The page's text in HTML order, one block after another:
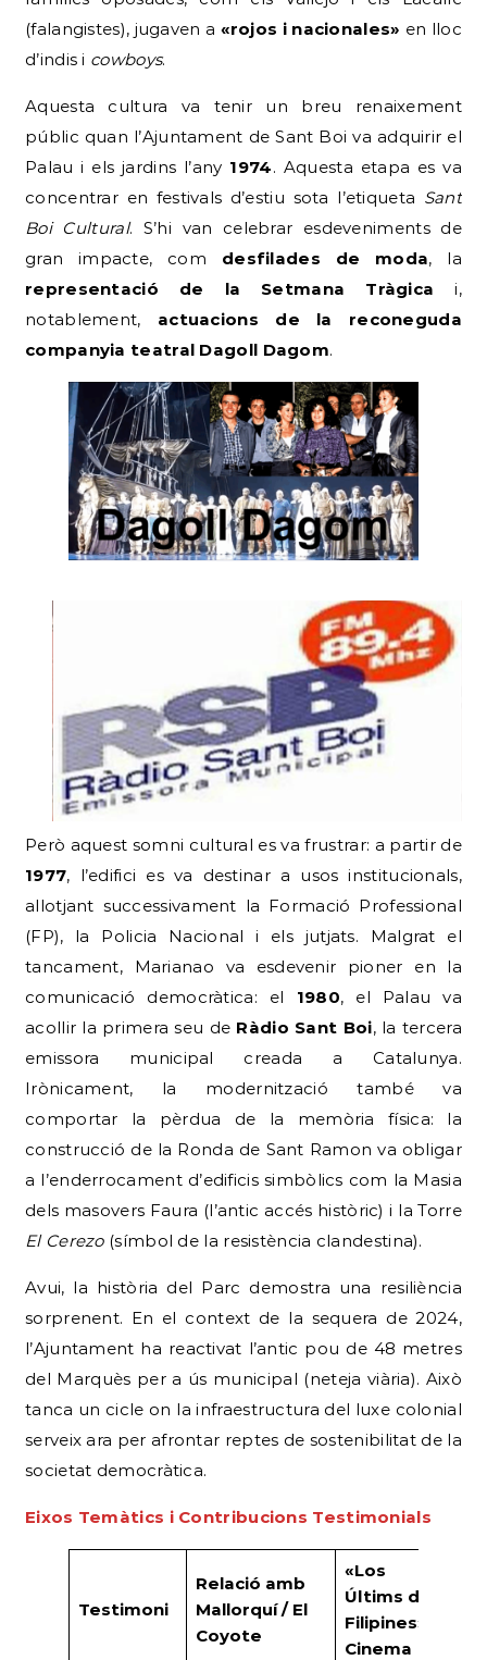
(falangistes), jugaven a «rojos i nacionales» en lloc
d’indis i cowboys.
Aquesta cultura va tenir un breu renaixement
públic quan l’Ajuntament de Sant Boi va adquirir el
Palau i els jardins l’any 1974. Aquesta etapa es va
concentrar en festivals d’estiu sota l’etiqueta Sant
Boi Cultural. S’hi van celebrar esdeveniments de
gran impacte, com desfilades de moda, la
representació de la Setmana Tràgica i,
notablement, actuacions de la reconeguda
companyia teatral Dagoll Dagom.
Però aquest somni cultural es va frustrar: a partir de
1977, l’edifici es va destinar a usos institucionals,
allotjant successivament la Formació Professional
(FP), la Policia Nacional i els jutjats. Malgrat el
tancament, Marianao va esdevenir pioner en la
comunicació democràtica: el 1980, el Palau va
acollir la primera seu de Ràdio Sant Boi, la tercera
emissora municipal creada a Catalunya.
Irònicament, la modernització també va
comportar la pèrdua de la memòria física: la
construcció de la Ronda de Sant Ramon va obligar
a l’enderrocament d’edificis simbòlics com la Masia
dels masovers Faura (l’antic accés històric) i la Torre
El Cerezo(símbol de la resistència clandestina).
Avui, la història del Parc demostra una resiliència
sorprenent. En el context de la sequera de 2024,
l’Ajuntament ha reactivat l’antic pou de 48 metres
del Marquès per a ús municipal (neteja viària). Això
tanca un cicle on la infraestructura del luxe colonial
serveix ara per afrontar reptes de sostenibilitat de la
societat democràtica.
Eixos Temàtics i Contribucions Testimonials
Testimoni
Relació amb
Mallorquí / El
Coyote
«Los
Últims de
Filipines» /
Cinema